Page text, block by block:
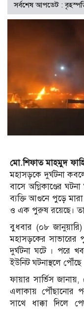
সর্বশেষ আপডেট :
মো.শিফাত মাহমুদ
মহাসড়কে দুর্ঘটনা
বাসে অগ্নিকাণ্ডের
ব্যক্তি আগুনে পুড়ে
ও এক পুরুষ রয়েছে।
বুধবার (০৮
মহাসড়কের সাভারের
দুর্ঘটনা ঘটে । পরে
ইউনিট ঘটনাস্থলে
ফায়ার সার্ভিস
এলাকায় পৌঁছানোর
সাথে ধাক্কা দিলে